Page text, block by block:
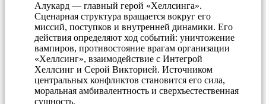
Алукард — главный герой «Хеллсинга».
Сценарная структура вращается вокруг его
миссий, поступков и внутренней динамики. Его
действия определяют ход событий: уничтожение
вампиров, противостояние врагам организации
«Хеллсинг», взаимодействие с Интегрой
Хеллсинг и Серой Викторией. Источником
центральных конфликтов становится его сила,
моральная амбивалентность и сверхъестественная
сущность.